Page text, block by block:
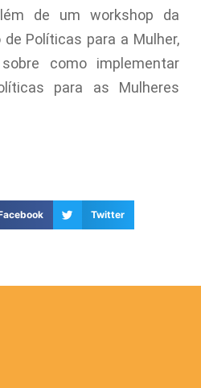
de um workshop da
Políticas para a Mulher,
como implementar
para as Mulheres
Twitter